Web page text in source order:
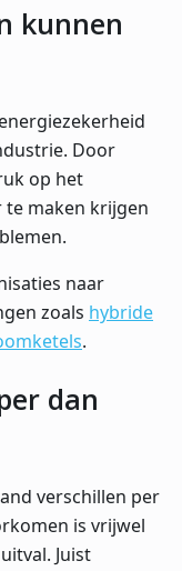
kunnen
Door
op het
maken krijgen
naar
zoals hybride
.
dan
verschillen per
is vrijwel
Juist